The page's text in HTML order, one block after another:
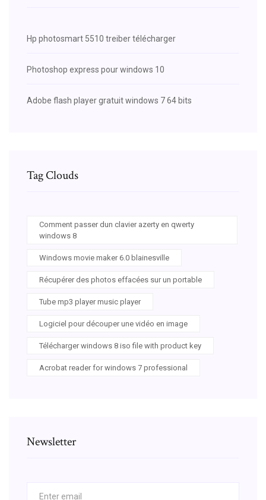
Hp photosmart 5510 treiber télécharger
Photoshop express pour windows 10
Adobe flash player gratuit windows 7 64 bits
Tag Clouds
Comment passer dun clavier azerty en qwerty
windows 8
Windows movie maker 6.0 blainesville
Récupérer des photos effacées sur un portable
Tube mp3 player music player
Logiciel pour découper une vidéo en image
Télécharger windows 8 iso file with product key
Acrobat reader for windows 7 professional
Newsletter